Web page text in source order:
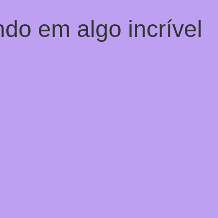
em algo incrível